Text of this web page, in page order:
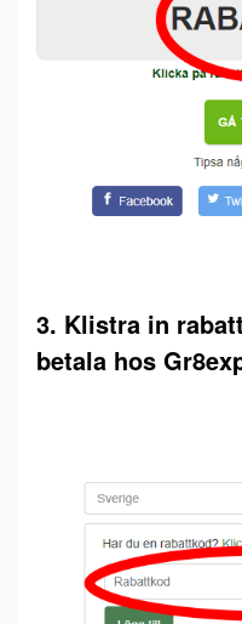
3. Klistra in
betala hos